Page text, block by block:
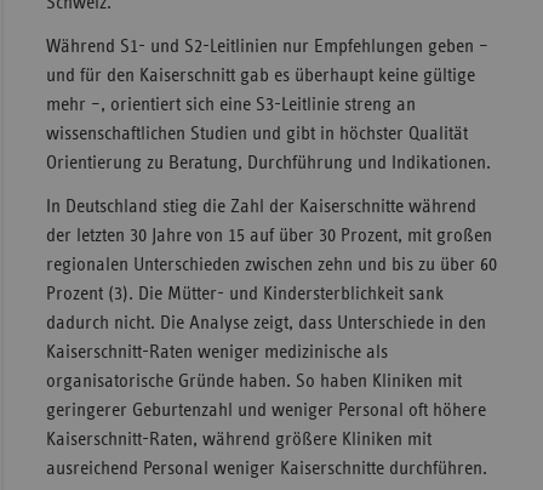
Während S1- und S2-Leitlinien nur Empfehlungen geben –
und für den Kaiserschnitt gab es überhaupt keine gültige
mehr –, orientiert sich eine S3-Leitlinie streng an
wissenschaftlichen Studien und gibt in höchster Qualität
Orientierung zu Beratung, Durchführung und Indikationen.
In Deutschland stieg die Zahl der Kaiserschnitte während
der letzten 30 Jahre von 15 auf über 30 Prozent, mit großen
regionalen Unterschieden zwischen zehn und bis zu über 60
Prozent (3). Die Mütter- und Kindersterblichkeit sank
dadurch nicht. Die Analyse zeigt, dass Unterschiede in den
Kaiserschnitt-Raten weniger medizinische als
organisatorische Gründe haben. So haben Kliniken mit
geringerer Geburtenzahl und weniger Personal oft höhere
Kaiserschnitt-Raten, während größere Kliniken mit
ausreichend Personal weniger Kaiserschnitte durchführen.